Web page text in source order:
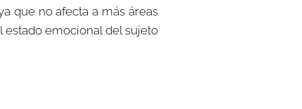
que no afecta a más áreas
emocional del sujeto